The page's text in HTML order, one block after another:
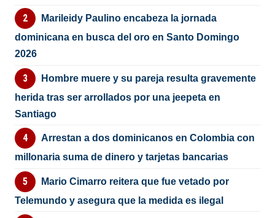
Marileidy Paulino encabeza la jornada
dominicana en busca del oro en Santo Domingo
2026
Hombre muere y su pareja resulta gravemente
herida tras ser arrollados por una jeepeta en
Santiago
Arrestan a dos dominicanos en Colombia con
millonaria suma de dinero y tarjetas bancarias
Mario Cimarro reitera que fue vetado por
Telemundo y asegura que la medida es ilegal